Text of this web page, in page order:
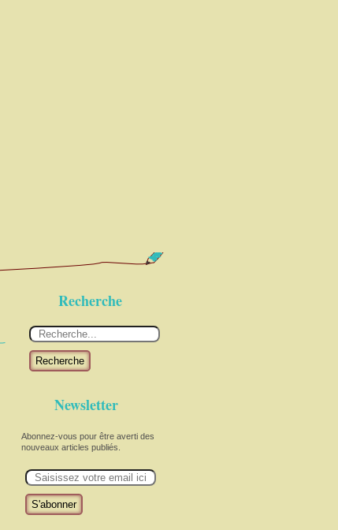
Recherche
Recherche
Newsletter
Abonnez-vous pour être averti des
nouveaux articles publiés.
m